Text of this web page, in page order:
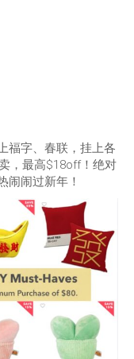
福字、春联，挂上各
，最高$18off！绝对
闹闹过新年！